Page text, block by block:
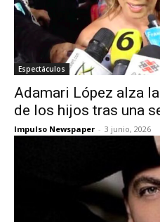
Espectáculos
Adamari López alza
de los hijos tras una
Impulso Newspaper - 3 junio, 2026